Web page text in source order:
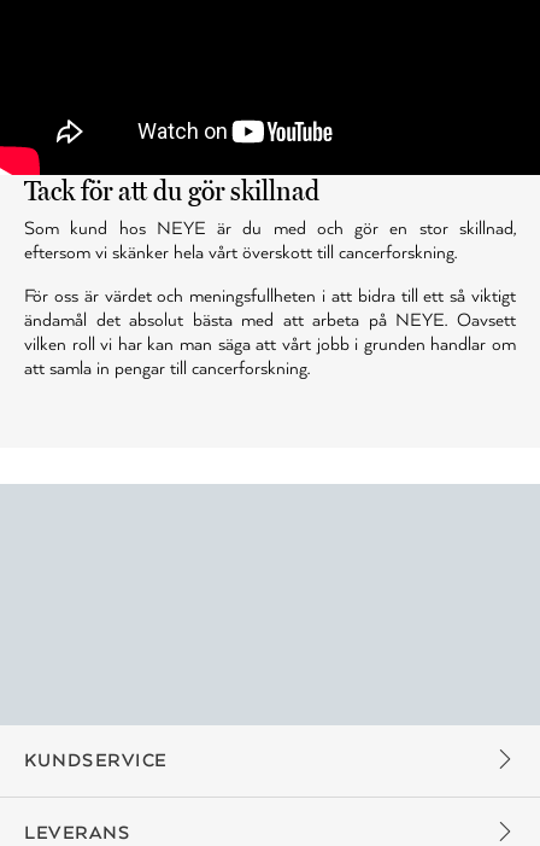
Tack för att du gör skillnad
Som kund hos NEYE är du med och gör en stor skillnad,
eftersom vi skänker hela vårt överskott till cancerforskning.
För oss är värdet och meningsfullheten i att bidra till ett så viktigt
ändamål det absolut bästa med att arbeta på NEYE. Oavsett
vilken roll vi har kan man säga att vårt jobb i grunden handlar om
att samla in pengar till cancerforskning.
KUNDSERVICE
LEVERANS